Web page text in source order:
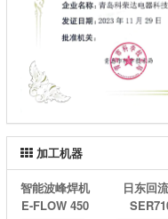
加工机器
智能波峰焊机
E-FLOW 450
日东回